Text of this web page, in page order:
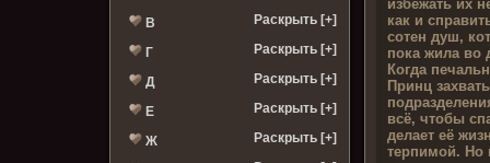
В Раскрыть [+]
Г Раскрыть [+]
Д Раскрыть [+]
Е Раскрыть [+]
Ж Раскрыть [+]
избежать их
как и
сотен душ,
пока жила во
Когда
Принц
всё, чтобы
делает её
терпимой. Но